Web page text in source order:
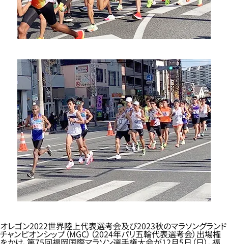
オレゴン2022世界陸上代表選考会及び2023秋のマラソングランド
チャンピオンシップ（MGC）（2024年パリ五輪代表選考会）出場権